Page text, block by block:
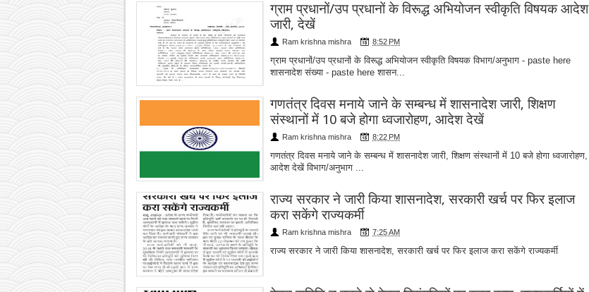
ग्राम प्रधानों/उप प्रधानों के विरूद्ध अभियोजन स्वीकृति विषयक आदेश
जारी, देखें
Ram krishna mishra 8:52 PM
ग्राम प्रधानों/उप प्रधानों के विरूद्ध अभियोजन स्वीकृति विषयक विभाग/अनुभाग - paste here
शासनादेश संख्या - paste here शासन...
गणतंत्र दिवस मनाये जाने के सम्बन्ध में शासनादेश जारी, शिक्षण
संस्थानों में 10 बजे होगा ध्वजारोहण, आदेश देखें
Ram krishna mishra 8:22 PM
गणतंत्र दिवस मनाये जाने के सम्बन्ध में शासनादेश जारी, शिक्षण संस्थानों में 10 बजे होगा ध्वजारोहण,
आदेश देखें विभाग/अनुभाग ...
राज्य सरकार ने जारी किया शासनादेश, सरकारी खर्च पर फिर इलाज
करा सकेंगे राज्यकर्मी
Ram krishna mishra 7:25 AM
राज्य सरकार ने जारी किया शासनादेश, सरकारी खर्च पर फिर इलाज करा सकेंगे राज्यकर्मी